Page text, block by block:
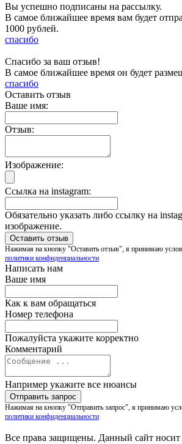
Вы успешно подписаны на рассылку.
В самое ближайшее время вам будет
1000 рублей.
спасибо
Спасибо за ваш отзыв!
В самое ближайшее время он будет
спасибо
Оставить отзыв
Ваше имя:
Отзыв:
Изображение:
Ссылка на instagram:
Обязательно указать либо ссылку на
изображение.
Нажимая на кнопку "Оставить отзыв", я принимаю
политики конфиденциальности
Написать нам
Ваше имя
Как к вам обращаться
Номер телефона
Пожалуйста укажите корректно
Комментарий
Например укажите все нюансы
Нажимая на кнопку "Отправить запрос", я принимаю
политики конфиденциальности
Все права защищены. Данный сайт